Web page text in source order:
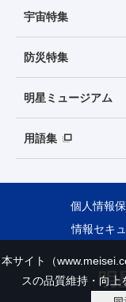
宇宙特集
防災特集
明星ミュージアム
用語集
個人情報
情報セキ
本サイト（
スの品質維持・向上